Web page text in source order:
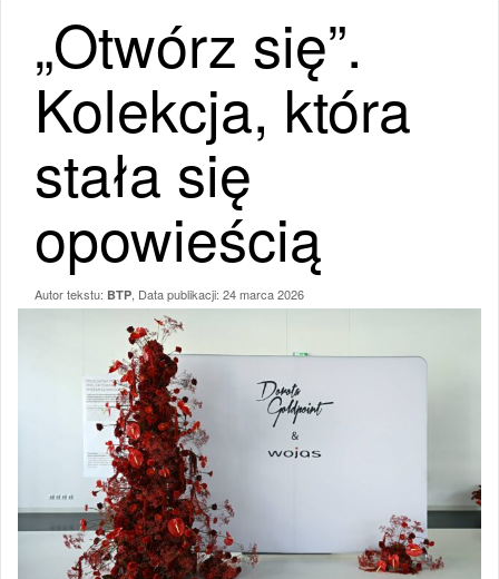
„Otwórz się”.
Kolekcja, która
stała się
opowieścią
Autor tekstu: BTP , Data publikacji: 24 marca 2026